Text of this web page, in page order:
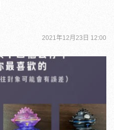
2021年12月23日 12:00